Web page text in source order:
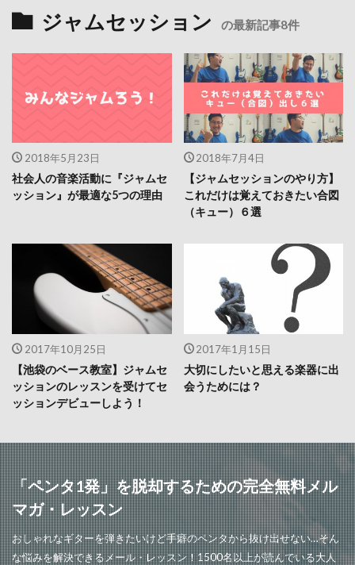
ジャムセッション の最新記事8件
2018年5月23日
社会人の音楽活動に『ジャムセ
ッション』が最適な5つの理由
2018年7月4日
【ジャムセッションのやり方】
これだけは覚えておきたい合図
（キュー）６選
2017年10月25日
【池袋のベース教室】ジャムセ
ッションのレッスンを受けてセ
ッションデビューしよう！
2017年1月15日
大切にしたいと思える楽器に出
会うためには？
「ペンタ1発」を脱却するための完全無料メル
マガ・レッスン
おしゃれなギターを弾きたいけど手癖のペンタから抜け出せない…そん
な悩みを解決できるメール・レッスン！1500名以上が読んでいる大人